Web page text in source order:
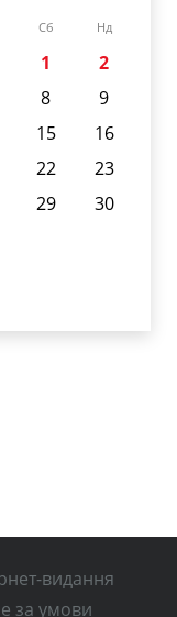
Сб Нд
1
2
8
9
15
16
22
23
29
30
видання
за умови